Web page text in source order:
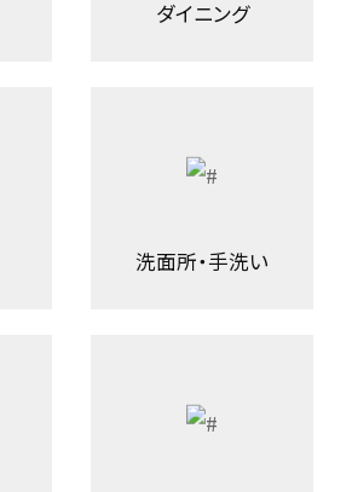
ダイニング
洗面所・手洗い